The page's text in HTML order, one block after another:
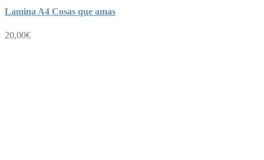
Lamina A4 Cosas que amas
20,00€